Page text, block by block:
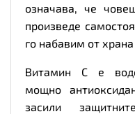
означава, че
произведе
го набавим от
Витамин С е
мощно
засили